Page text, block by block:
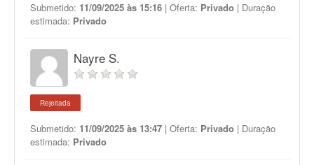
Submetido: 11/09/2025 às 15:16 | Oferta: Privado | Duração
estimada: Privado
Nayre S.
Rejeitada
Submetido: 11/09/2025 às 13:47 | Oferta: Privado | Duração
estimada: Privado